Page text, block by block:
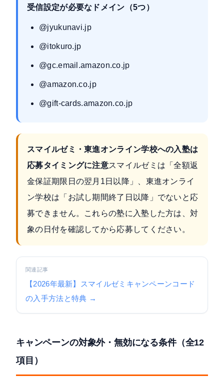
受信設定が必要なドメイン（5つ）
@jyukunavi.jp
@itokuro.jp
@gc.email.amazon.co.jp
@amazon.co.jp
@gift-cards.amazon.co.jp
スマイルゼミ・東進オンライン学校への入塾は
応募タイミングに注意スマイルゼミは「全額返
金保証期限日の翌月1日以降」、東進オンライ
ン学校は「お試し期間終了日以降」でないと応
募できません。これらの塾に入塾した方は、対
象の日付を確認してから応募してください。
関連記事
【2026年最新】スマイルゼミキャンペーンコード
の入手方法と特典 →
キャンペーンの対象外・無効になる条件（全12
項目）